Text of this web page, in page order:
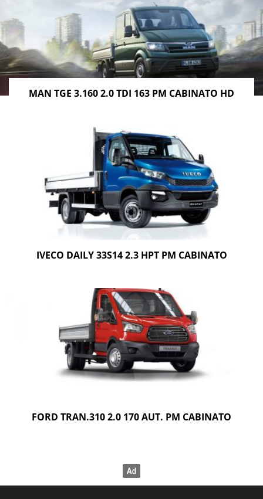
MAN TGE 3.160 2.0 TDI 163 PM CABINATO HD
IVECO DAILY 33S14 2.3 HPT PM CABINATO
FORD TRAN.310 2.0 170 AUT. PM CABINATO